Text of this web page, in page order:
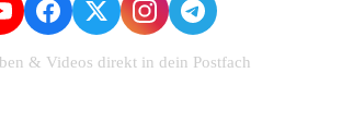
& Videos direkt in dein Postfach